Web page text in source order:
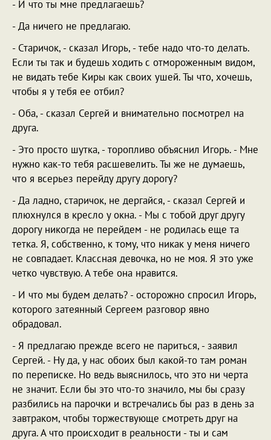
- И что ты мне предлагаешь?
- Да ничего не предлагаю.
- Старичок, - сказал Игорь, - тебе надо что-то делать.
Если ты так и будешь ходить с отмороженным видом,
не видать тебе Киры как своих ушей. Ты что, хочешь,
чтобы я у тебя ее отбил?
- Оба, - сказал Сергей и внимательно посмотрел на
друга.
- Это просто шутка, - торопливо объяснил Игорь. - Мне
нужно как-то тебя расшевелить. Ты же не думаешь,
что я всерьез перейду другу дорогу?
- Да ладно, старичок, не дергайся, - сказал Сергей и
плюхнулся в кресло у окна. - Мы с тобой друг другу
дорогу никогда не перейдем - не родилась еще та
тетка. Я, собственно, к тому, что никак у меня ничего
не совпадает. Классная девочка, но не моя. Я это уже
четко чувствую. А тебе она нравится.
- И что мы будем делать? - осторожно спросил Игорь,
которого затеянный Сергеем разговор явно
обрадовал.
- Я предлагаю прежде всего не париться, - заявил
Сергей. - Ну да, у нас обоих был какой-то там роман
по переписке. Но ведь выяснилось, что это ни черта
не значит. Если бы это что-то значило, мы бы сразу
разбились на парочки и встречались бы раз в день за
завтраком, чтобы торжествующе смотреть друг на
друга. А что происходит в реальности - ты и сам